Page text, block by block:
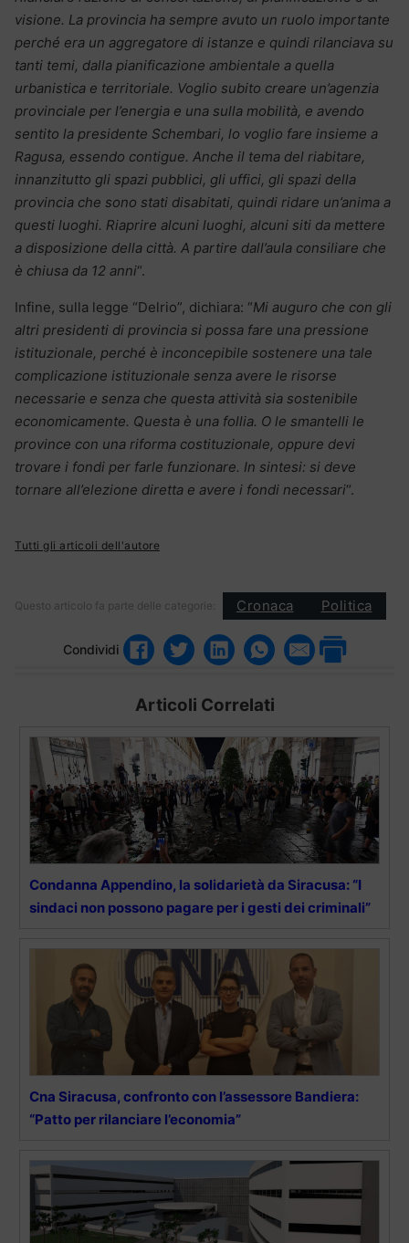
visione. La provincia ha sempre avuto un ruolo importante
perché era un aggregatore di istanze e quindi rilanciava su
tanti temi, dalla pianificazione ambientale a quella
urbanistica e territoriale. Voglio subito creare un’agenzia
provinciale per l’energia e una sulla mobilità, e avendo
sentito la presidente Schembari, lo voglio fare insieme a
Ragusa, essendo contigue. Anche il tema del riabitare,
innanzitutto gli spazi pubblici, gli uffici, gli spazi della
provincia che sono stati disabitati, quindi ridare un’anima a
questi luoghi. Riaprire alcuni luoghi, alcuni siti da mettere
a disposizione della città. A partire dall’aula consiliare che
è chiusa da 12 anni“.
Infine, sulla legge “Delrio”, dichiara: “Mi auguro che con gli
altri presidenti di provincia si possa fare una pressione
istituzionale, perché è inconcepibile sostenere una tale
complicazione istituzionale senza avere le risorse
necessarie e senza che questa attività sia sostenibile
economicamente. Questa è una follia. O le smantelli le
province con una riforma costituzionale, oppure devi
trovare i fondi per farle funzionare. In sintesi: si deve
tornare all’elezione diretta e avere i fondi necessari“.
Tutti gli articoli dell'autore
Questo articolo fa parte delle categorie: Cronaca Politica
Condividi
Articoli Correlati
Condanna Appendino, la solidarietà da Siracusa: “I
sindaci non possono pagare per i gesti dei criminali”
Cna Siracusa, confronto con l’assessore Bandiera:
“Patto per rilanciare l’economia”